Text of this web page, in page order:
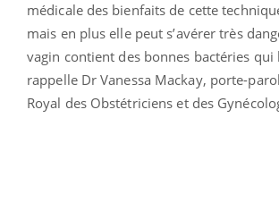
médicale des bienfaits de cette
mais en plus elle peut s’avérer très
vagin contient des bonnes bactéries qui
rappelle Dr Vanessa Mackay, porte-
Royal des Obstétriciens et des